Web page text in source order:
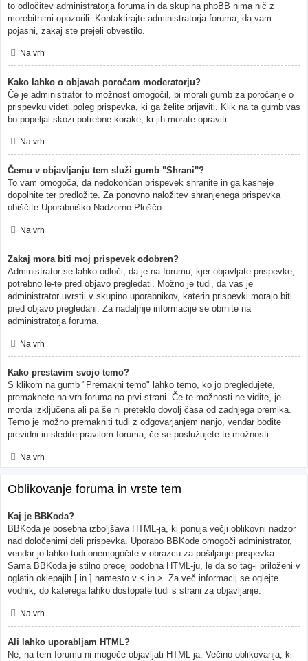
to odločitev administratorja foruma in da skupina phpBB nima nič z
morebitnimi opozorili. Kontaktirajte administratorja foruma, da vam
pojasni, zakaj ste prejeli obvestilo.
Na vrh
Kako lahko o objavah poročam moderatorju?
Če je administrator to možnost omogočil, bi morali gumb za poročanje o
prispevku videti poleg prispevka, ki ga želite prijaviti. Klik na ta gumb vas
bo popeljal skozi potrebne korake, ki jih morate opraviti.
Na vrh
Čemu v objavljanju tem služi gumb "Shrani"?
To vam omogoča, da nedokončan prispevek shranite in ga kasneje
dopolnite ter predložite. Za ponovno naložitev shranjenega prispevka
obiščite Uporabniško Nadzorno Ploščo.
Na vrh
Zakaj mora biti moj prispevek odobren?
Administrator se lahko odloči, da je na forumu, kjer objavljate prispevke,
potrebno le-te pred objavo pregledati. Možno je tudi, da vas je
administrator uvrstil v skupino uporabnikov, katerih prispevki morajo biti
pred objavo pregledani. Za nadaljnje informacije se obrnite na
administratorja foruma.
Na vrh
Kako prestavim svojo temo?
S klikom na gumb "Premakni temo" lahko temo, ko jo pregledujete,
premaknete na vrh foruma na prvi strani. Če te možnosti ne vidite, je
morda izključena ali pa še ni preteklo dovolj časa od zadnjega premika.
Temo je možno premakniti tudi z odgovarjanjem nanjo, vendar bodite
previdni in sledite pravilom foruma, če se poslužujete te možnosti.
Na vrh
Oblikovanje foruma in vrste tem
Kaj je BBKoda?
BBKoda je posebna izboljšava HTML-ja, ki ponuja večji oblikovni nadzor
nad določenimi deli prispevka. Uporabo BBKode omogoči administrator,
vendar jo lahko tudi onemogočite v obrazcu za pošiljanje prispevka.
Sama BBKoda je stilno precej podobna HTML-ju, le da so tag-i priloženi v
oglatih oklepajih [ in ] namesto v < in >. Za več informacij se oglejte
vodnik, do katerega lahko dostopate tudi s strani za objavljanje.
Na vrh
Ali lahko uporabljam HTML?
Ne, na tem forumu ni mogoče objavljati HTML-ja. Večino oblikovanja, ki